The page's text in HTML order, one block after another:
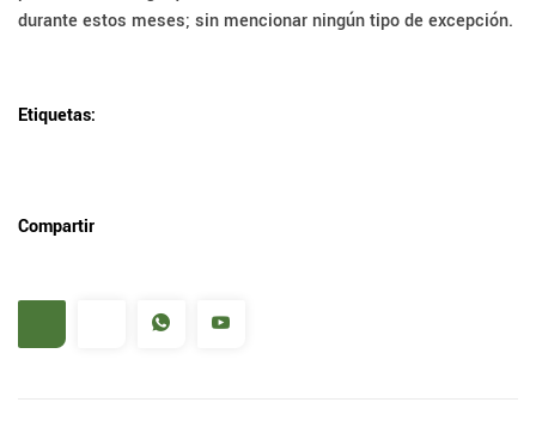
durante estos meses; sin mencionar ningún tipo de excepción.
Etiquetas:
Compartir